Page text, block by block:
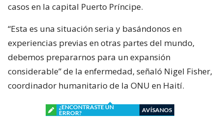
casos en la capital Puerto Príncipe.
“Esta es una situación seria y basándonos en
experiencias previas en otras partes del mundo,
debemos prepararnos para un expansión
considerable” de la enfermedad, señaló Nigel Fisher,
coordinador humanitario de la ONU en Haití.
¿ENCONTRASTE UN
ERROR?
AVÍSANOS